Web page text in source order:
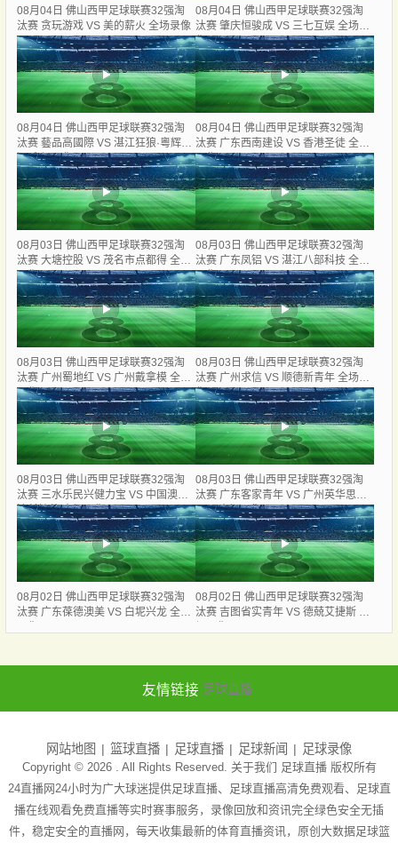
08月04日 佛山西甲足球联赛32强淘
汰赛 贪玩游戏 VS 美的薪火 全场录像
08月04日 佛山西甲足球联赛32强淘
汰赛 肇庆恒骏成 VS 三七互娱 全场录
像
08月04日 佛山西甲足球联赛32强淘
汰赛 藝品高國際 VS 湛江狂狼·粵辉能
源 全场录像
08月04日 佛山西甲足球联赛32强淘
汰赛 广东西南建设 VS 香港圣徒 全场
录像
08月03日 佛山西甲足球联赛32强淘
汰赛 大塘控股 VS 茂名市点都得 全场
录像
08月03日 佛山西甲足球联赛32强淘
汰赛 广东凤铝 VS 湛江八部科技 全场
录像
08月03日 佛山西甲足球联赛32强淘
汰赛 广州蜀地红 VS 广州戴拿模 全场
录像
08月03日 佛山西甲足球联赛32强淘
汰赛 广州求信 VS 顺德新青年 全场录
像
08月03日 佛山西甲足球联赛32强淘
汰赛 三水乐民兴健力宝 VS 中国澳门
澳科精英 全场录像
08月03日 佛山西甲足球联赛32强淘
汰赛 广东客家青年 VS 广州英华思力
U17 全场录像
08月02日 佛山西甲足球联赛32强淘
汰赛 广东葆德澳美 VS 白坭兴龙 全场
08月02日 佛山西甲足球联赛32强淘
汰赛 吉图省实青年 VS 德兢艾捷斯 全
友情链接 足球直播
网站地图 篮球直播 足球直播 足球新闻 足球录像
Copyright © 2026 . All Rights Reserved. 关于我们 足球直播版权所有
24直播网24小时为广大球迷提供足球直播、足球直播高清免费观看、足球直
播在线观看免费直播等实时赛事服务，录像回放和资讯完全绿色安全无插
件，稳定安全的直播网，每天收集最新的体育直播资讯，原创大数据足球篮